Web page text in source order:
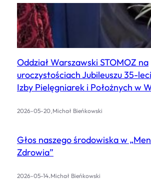
Oddział Warszawski STOMOZ na
uroczystościach Jubileuszu 35-
Izby Pielęgniarek i Położnych w
2026-05-20.Michał Bieńkowski
Głos naszego środowiska w
Zdrowia”
2026-05-14.Michał Bieńkowski